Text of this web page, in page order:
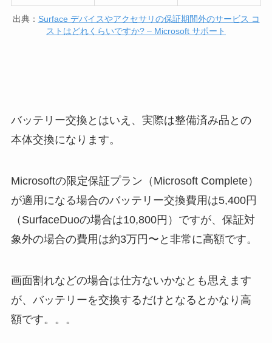
出典： Surface デバイスやアクセサリの保証期間外のサービス コ
ストはどれくらいですか? – Microsoft サポート
バッテリー交換とはいえ、実際は整備済み品との
本体交換になります。
Microsoftの限定保証プラン（Microsoft Complete）
が適用になる場合のバッテリー交換費用は5,400円
（SurfaceDuoの場合は10,800円）ですが、保証対
象外の場合の費用は約3万円〜と非常に高額です。
画面割れなどの場合は仕方ないかなとも思えます
が、バッテリーを交換するだけとなるとかなり高
額です。。。